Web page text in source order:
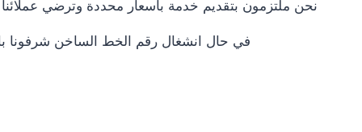
نحن ملتزمون بتقديم خدمة بأسعار محددة وترضي
في حال انشغال رقم الخط الساخن شرفونا